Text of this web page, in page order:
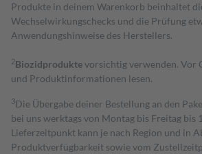
Produkte in deinem Warenkorb beinhaltet
Wechselwirkungschecks und die Prüfung
Anwendungshinweise des Herstellers.
2Biozidproduktevorsichtig verwenden. Vor
und Produktinformationen lesen.
3Die Übergabe deiner Bestellung an den
bei uns werktags von Montag bis Freitag bis
Lieferzeitpunkt kann je nach Region und in
Produktverfügbarkeit sowie vom